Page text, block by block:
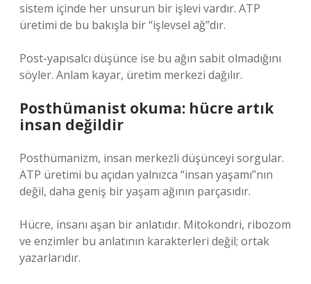
sistem içinde her unsurun bir işlevi vardır. ATP
üretimi de bu bakışla bir “işlevsel ağ”dır.
Post-yapısalcı düşünce ise bu ağın sabit olmadığını
söyler. Anlam kayar, üretim merkezi dağılır.
Posthümanist okuma: hücre artık
insan değildir
Posthümanizm, insan merkezli düşünceyi sorgular.
ATP üretimi bu açıdan yalnızca “insan yaşamı”nın
değil, daha geniş bir yaşam ağının parçasıdır.
Hücre, insanı aşan bir anlatıdır. Mitokondri, ribozom
ve enzimler bu anlatının karakterleri değil; ortak
yazarlarıdır.